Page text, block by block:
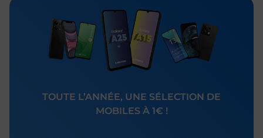
TOUTE L’ANNÉE, UNE SÉLECTION DE
MOBILES À 1€ !